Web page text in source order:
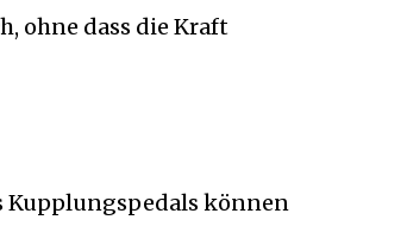
ohne dass die Kraft
Kupplungspedals können